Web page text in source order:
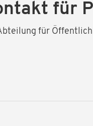
für
für